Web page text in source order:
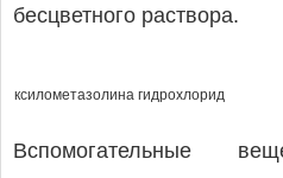
бесцветного раствора.
ксилометазолина гидрохлорид
Вспомогательные